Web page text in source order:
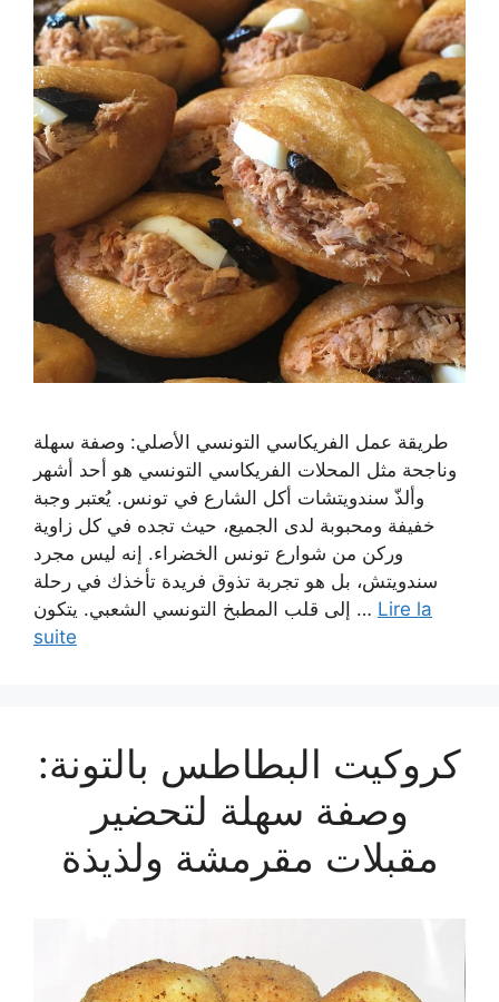
طريقة عمل الفريكاسي التونسي الأصلي: وصفة سهلة
وناجحة مثل المحلات الفريكاسي التونسي هو أحد أشهر
وألذّ سندويتشات أكل الشارع في تونس. يُعتبر وجبة
خفيفة ومحبوبة لدى الجميع، حيث تجده في كل زاوية
وركن من شوارع تونس الخضراء. إنه ليس مجرد
سندويتش، بل هو تجربة تذوق فريدة تأخذك في رحلة
إلى قلب المطبخ التونسي الشعبي. يتكون … Lire la
suite
كروكيت البطاطس بالتونة:
وصفة سهلة لتحضير
مقبلات مقرمشة ولذيذة